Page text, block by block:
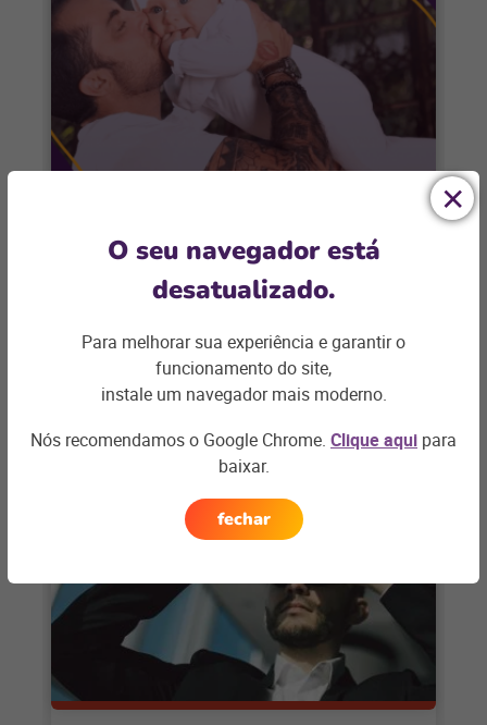
As lições do dia dos pais para o
ecommerce neste segundo
Depois de crescer 22% no início de agosto,
é hora de preparar ações de Dia das
Crianças, Black Friday e
+ saiba mais
O seu navegador está
desatualizado.
Para melhorar sua experiência e garantir o
funcionamento do site,
instale um navegador mais moderno.
Nós recomendamos o Google Chrome. Clique aqui para
baixar.
fechar